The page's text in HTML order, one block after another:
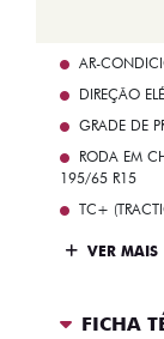
AR-
DIREÇÃO
GRADE DE
RODA EM
195/65 R15
TC+
VER MAIS
FICHA